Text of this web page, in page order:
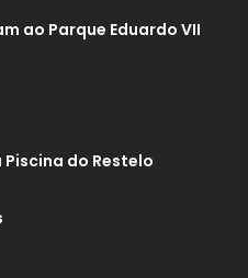
ao Parque Eduardo VII
Piscina do Restelo